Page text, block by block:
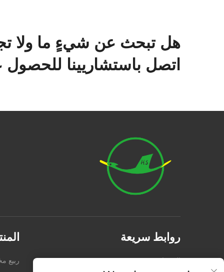
هل تبحث عن شيءٍ ما ولا
اتصل باستشاريينا
روابط سريعة
المنتجات من نحن ربيع